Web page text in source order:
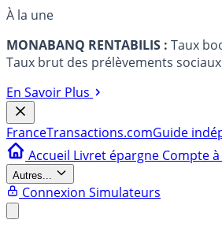
À la une
MONABANQ RENTABILIS : Taux
Taux brut des prélèvements
En Savoir Plus
FranceTransactions.comGuide
Accueil Livret épargne Compte
Autres...
Connexion Simulateurs